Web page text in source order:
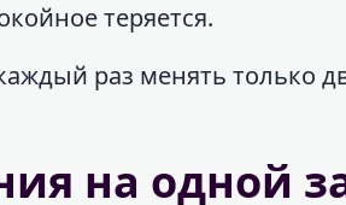
теряется.
раз менять только
на одной